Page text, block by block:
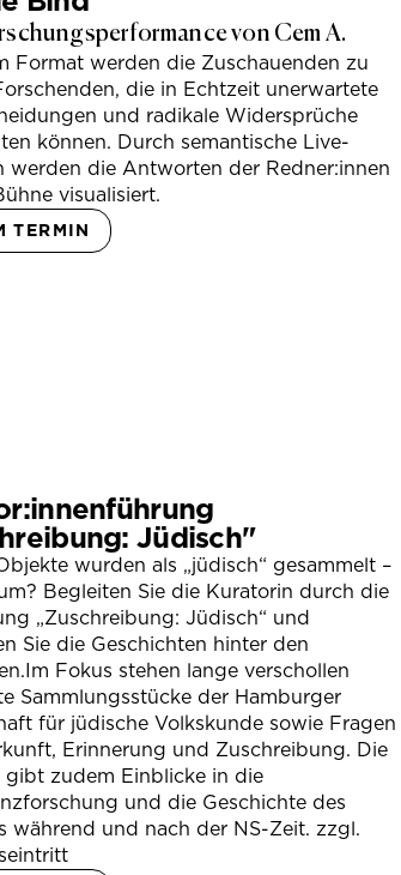
von Cem A.
Format werden die Zuschauenden zu
die in Echtzeit unerwartete
und radikale Widersprüche
können. Durch semantische Live-
werden die Antworten der Redner:innen
visualisiert.
TERMIN
Jüdisch"
wurden als „jüdisch“ gesammelt –
Begleiten Sie die Kuratorin durch die
„Zuschreibung: Jüdisch“ und
Sie die Geschichten hinter den
Fokus stehen lange verschollen
Sammlungsstücke der Hamburger
für jüdische Volkskunde sowie Fragen
Erinnerung und Zuschreibung. Die
gibt zudem Einblicke in die
und die Geschichte des
während und nach der NS-Zeit. zzgl.